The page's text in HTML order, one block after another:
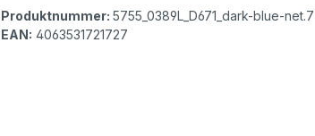
Produktnummer: 5755_0389L_D671_dark-blue-net.7
EAN: 4063531721727